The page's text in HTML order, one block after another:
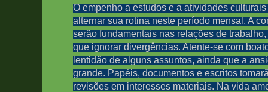
O empenho a estudos e a atividades
alternar sua rotina neste período mensal. A
serão fundamentais nas relações de
que ignorar divergências. Atente-se com
lentidão de alguns assuntos, ainda que a
grande. Papéis, documentos e escritos
revisões em interesses materiais. Na vida